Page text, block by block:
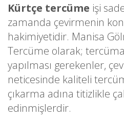
Kürtçe tercüme işi
zamanda çevirmenin
hakimiyetidir. Manisa
Tercüme olarak;
yapılması gerekenler,
neticesinde kaliteli
çıkarma adına titizlikle
edinmişlerdir.